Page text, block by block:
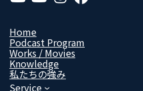
リ
ン
ク
リ
ン
ク
ン
ク
ン
ク
Home
Podcast Program
Works / Movies
Know­ledge
私たちの強み
Service